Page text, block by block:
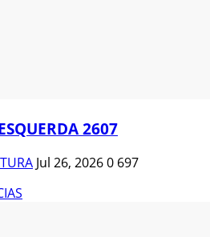
2607
Jul 26, 20260 697